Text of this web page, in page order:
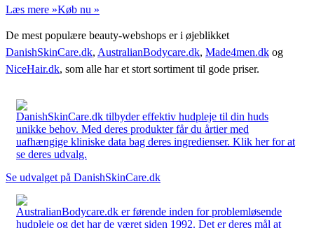
Læs mere »Køb nu »
De mest populære beauty-webshops er i øjeblikket
DanishSkinCare.dk, AustralianBodycare.dk, Made4men.dk og
NiceHair.dk, som alle har et stort sortiment til gode priser.
DanishSkinCare.dk tilbyder effektiv hudpleje til din huds
unikke behov. Med deres produkter får du årtier med
uafhængige kliniske data bag deres ingredienser. Klik her for at
se deres udvalg.
Se udvalget på DanishSkinCare.dk
AustralianBodycare.dk er førende inden for problemløsende
hudpleje og det har de været siden 1992. Det er deres mål at